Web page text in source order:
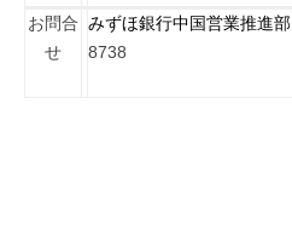
お問合
せ
みずほ銀行中国営業推進部
8738